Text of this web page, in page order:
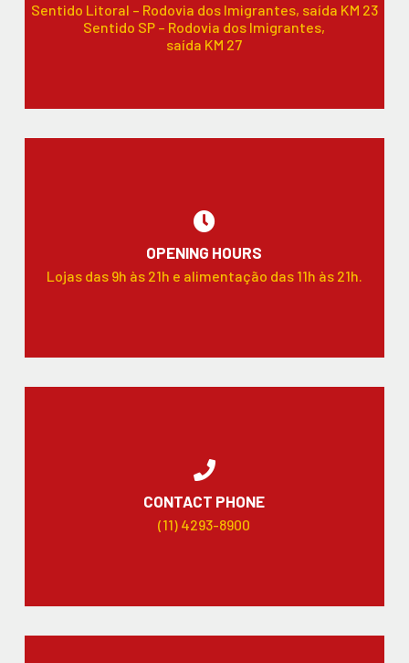
Sentido Litoral – Rodovia dos Imigrantes, saída KM 23
Sentido SP – Rodovia dos Imigrantes,
saída KM 27
OPENING HOURS
Lojas das 9h às 21h e alimentação das 11h às 21h.
CONTACT PHONE
(11) 4293-8900